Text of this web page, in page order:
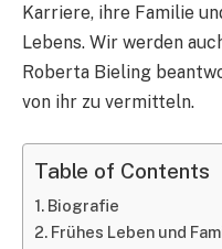
Karriere, ihre Familie
Lebens. Wir werden
Roberta Bieling
von ihr zu vermitteln.
Table of Contents
Biografie
Frühes Leben und